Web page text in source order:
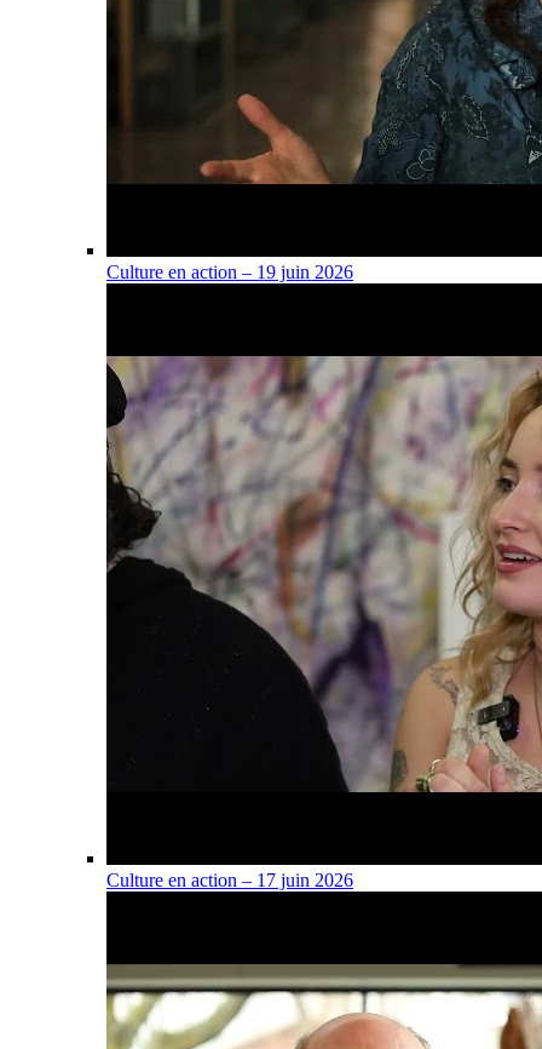
Culture en action – 19 juin 2026
Culture en action – 17 juin 2026